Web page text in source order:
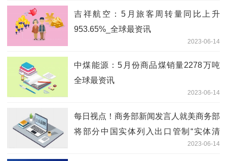
吉祥航空：5月旅客周转量同比上升
953.65%_全球最资讯
2023-06-14
中煤能源：5月份商品煤销量2278万吨
全球最资讯
2023-06-14
每日视点！商务部新闻发言人就美商务部
将部分中国实体列入出口管制“实体清
2023-06-14